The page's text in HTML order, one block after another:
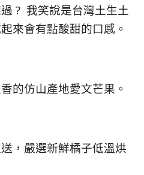
? 我笑說是台灣土生土
來會有點酸甜的口感。
的仿山產地愛文芒果。
，嚴選新鮮橘子低溫烘